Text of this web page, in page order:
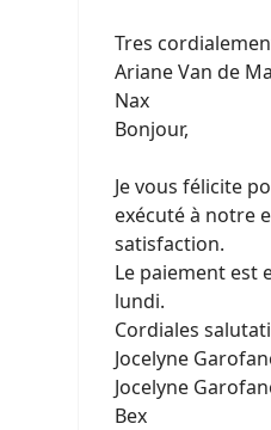
Tres
Ariane Van de
Nax
Bonjour,
Je vous félicite
exécuté à notre
satisfaction.
Le paiement est
lundi.
Cordiales
Jocelyne
Jocelyne
Bex